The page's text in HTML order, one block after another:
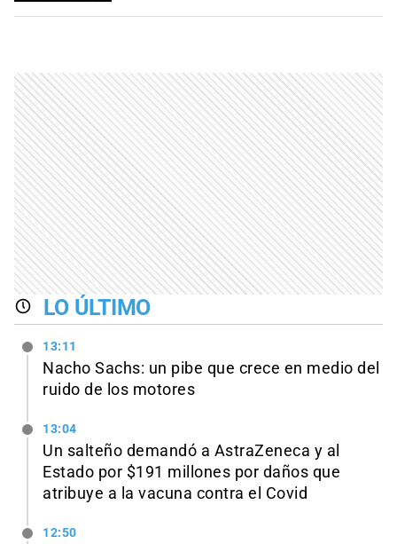
LO ÚLTIMO
13:11
Nacho Sachs: un pibe que crece en medio del
ruido de los motores
13:04
Un salteño demandó a AstraZeneca y al
Estado por $191 millones por daños que
atribuye a la vacuna contra el Covid
12:50